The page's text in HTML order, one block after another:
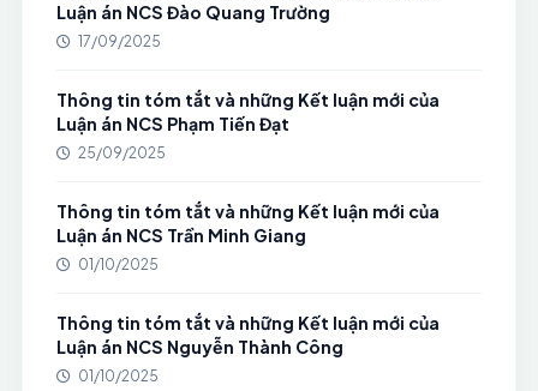
Luận án NCS Đào Quang Trường
17/09/2025
Thông tin tóm tắt và những Kết luận mới của
Luận án NCS Phạm Tiến Đạt
25/09/2025
Thông tin tóm tắt và những Kết luận mới của
Luận án NCS Trần Minh Giang
01/10/2025
Thông tin tóm tắt và những Kết luận mới của
Luận án NCS Nguyễn Thành Công
01/10/2025